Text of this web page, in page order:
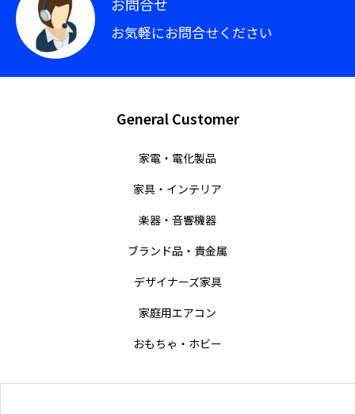
お気軽にお問合せください
General Customer
家電・電化製品
家具・インテリア
楽器・音響機器
ブランド品・貴金属
デザイナーズ家具
家庭用エアコン
おもちゃ・ホビー